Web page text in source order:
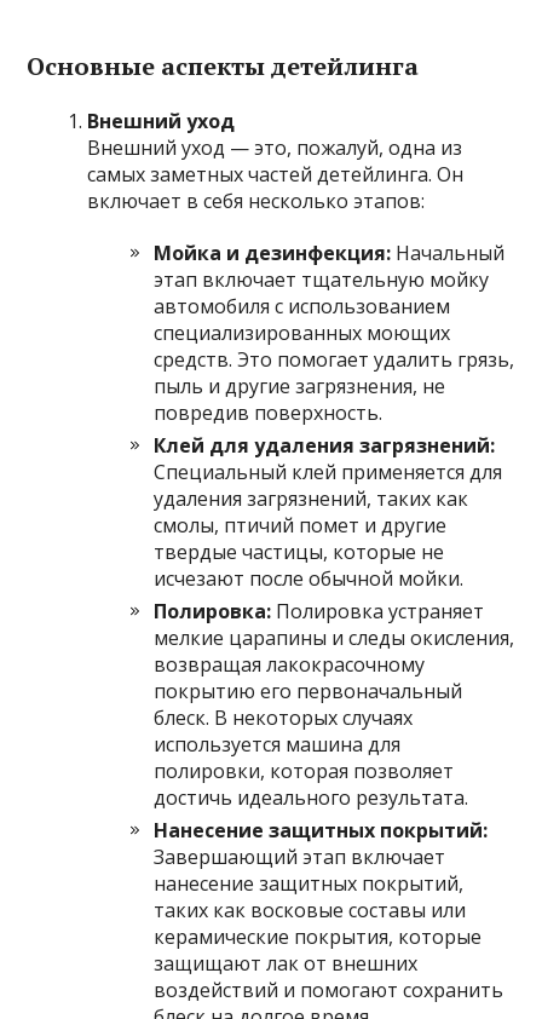
Основные аспекты детейлинга
Внешний уход
Внешний уход — это, пожалуй, одна из
самых заметных частей детейлинга. Он
включает в себя несколько этапов:
Мойка и дезинфекция: Начальный
этап включает тщательную мойку
автомобиля с использованием
специализированных моющих
средств. Это помогает удалить грязь,
пыль и другие загрязнения, не
повредив поверхность.
Клей для удаления загрязнений:
Специальный клей применяется для
удаления загрязнений, таких как
смолы, птичий помет и другие
твердые частицы, которые не
исчезают после обычной мойки.
Полировка: Полировка устраняет
мелкие царапины и следы окисления,
возвращая лакокрасочному
покрытию его первоначальный
блеск. В некоторых случаях
используется машина для
полировки, которая позволяет
достичь идеального результата.
Нанесение защитных покрытий:
Завершающий этап включает
нанесение защитных покрытий,
таких как восковые составы или
керамические покрытия, которые
защищают лак от внешних
воздействий и помогают сохранить